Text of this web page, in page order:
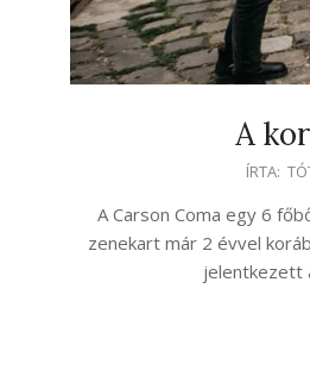
A
ÍRTA:
A Carson Coma egy 6
zenekart már 2 évvel
jelentkezett